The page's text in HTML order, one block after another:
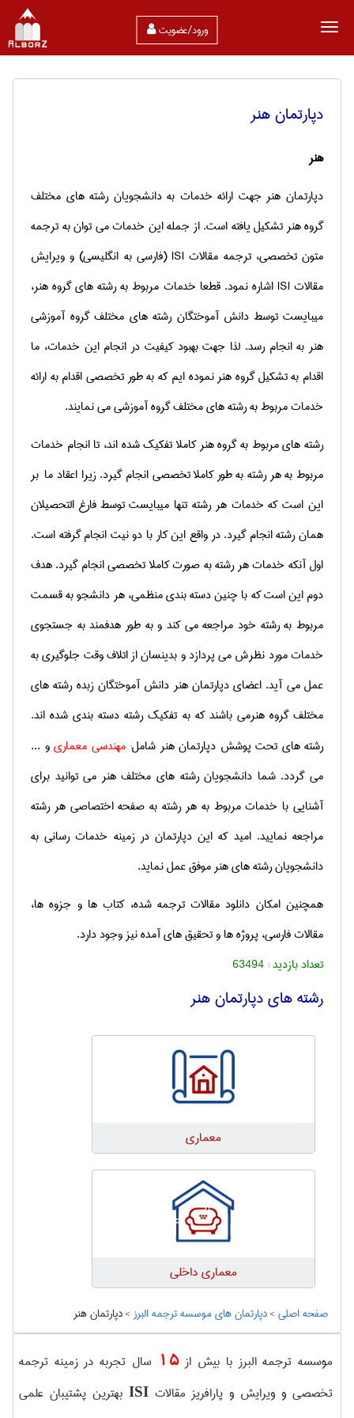
ورود/عضویت
دپارتمان هنر
هنر
دپارتمان هنر جهت ارائه خدمات به دانشجویان رشته های مختلف
گروه هنر تشکیل یافته است. از جمله این خدمات می توان به ترجمه
متون تخصصی، ترجمه مقالات ISI(فارسی به انگلیسی) و ویرایش
مقالاتISIاشاره نمود. قطعا خدمات مربوط به رشته های گروه هنر،
میبایست توسط دانش آموختگان رشته های مختلف گروه آموزشی
هنر به انجام رسد. لذا جهت بهبود كیفیت در انجام این خدمات، ما
اقدام به تشکیل گروه هنر نموده ایم که به طور تخصصی اقدام به ارائه
خدمات مربوط به رشته های مختلف گروه آموزشی می نمایند.
رشته های مربوط به گروه هنر كاملا تفكیك شده اند، تا انجام خدمات
مربوط به هر رشته به طور كاملا تخصصی انجام گیرد. زیرا اعقاد ما بر
این است كه خدمات هر رشته تنها میبایست توسط فارغ التحصیلان
همان رشته انجام گیرد. در واقع این كار با دو نیت انجام گرفته است.
اول آنكه خدمات هر رشته به صورت كاملا تخصصی انجام گیرد. هدف
دوم این است كه با چنین دسته بندی منظمی، هر دانشجو به قسمت
مربوط به رشته خود مراجعه می كند و به طور هدفمند به جستجوی
خدمات مورد نظرش می پردازد و بدینسان از اتلاف وقت جلوگیری به
عمل می آید. اعضای دپارتمان هنر دانش آموختگان زبده رشته های
مختلف گروه هنرمی باشند كه به تفكیك رشته دسته بندی شده اند.
رشته های تحت پوشش دپارتمان هنر شامل:مهندسی معماریو ...
می گردد. شما دانشجویان رشته های مختلف هنر می توانید برای
آشنایی با خدمات مربوط به هر رشته به صفحه اختصاصی هر رشته
مراجعه نمایید. امید كه این دپارتمان در زمینه خدمات رسانی به
دانشجویان رشته های هنر موفق عمل نماید.
همچنین امکان دانلود مقالات ترجمه شده، کتاب ها و جزوه ها،
مقالات فارسی، پروژه ها و تحقیق های آمده نیز وجود دارد.
تعداد بازدید :63494
رشته های دپارتمان هنر
معماری
معماری داخلی
صفحه اصلی>دپارتمان های موسسه ترجمه البرز>دپارتمان هنر
موسسه ترجمه البرز با بیش از15 سال تجربه در زمینه ترجمه
تخصصی و ویرایش و پارافریز مقالاتISI بهترین پشتیبان علمی